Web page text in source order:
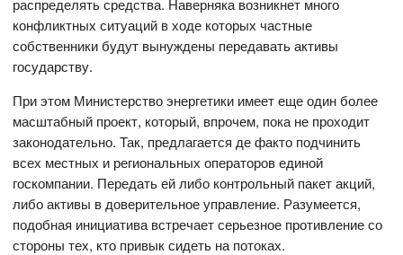
конфликтных ситуаций в ходе которых частные
собственники будут вынуждены передавать активы
государству.
При этом Министерство энергетики имеет еще один более
масштабный проект, который, впрочем, пока не проходит
законодательно. Так, предлагается де факто подчинить
всех местных и региональных операторов единой
госкомпании. Передать ей либо контрольный пакет акций,
либо активы в доверительное управление. Разумеется,
подобная инициатива встречает серьезное противление со
стороны тех, кто привык сидеть на потоках.